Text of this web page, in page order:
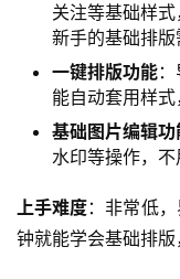
关注等基础样
新手的基础排版
一键排版功能
能自动套用样式
基础图片编辑功
水印等操作，不
上手难度：非常低
钟就能学会基础排版